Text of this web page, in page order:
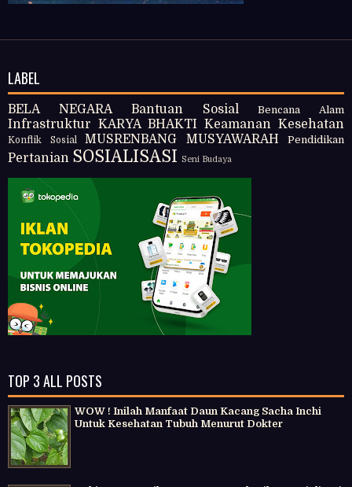
LABEL
BELA NEGARA Bantuan Sosial Bencana Alam
Infrastruktur KARYA BHAKTI Keamanan Kesehatan
Konflik Sosial MUSRENBANG MUSYAWARAH Pendidikan
Pertanian SOSIALISASI Seni Budaya
TOP 3 ALL POSTS
WOW ! Inilah Manfaat Daun Kacang Sacha Inchi
Untuk Kesehatan Tubuh Menurut Dokter